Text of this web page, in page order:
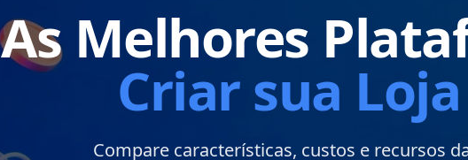
As Melhores
Criar sua
Compare características, custos e recursos